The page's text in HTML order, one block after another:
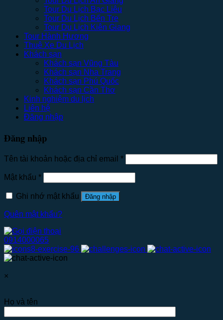
Tour Du Lịch Bạc Liêu
Tour Du Lịch Bến Tre
Tour Du Lịch Kiên Giang
Tour Hành Hương
Thuê Xe Du Lịch
Khách sạn
Khách sạn Vũng Tàu
Khách sạn Nha Trang
Khách sạn Phú Quốc
Khách sạn Cần Thơ
Kinh nghiệm du lịch
Liên hệ
Đăng nhập
Đăng nhập
Tên tài khoản hoặc địa chỉ email *
Mật khẩu *
Ghi nhớ mật khẩu Đăng nhập
Quên mật khẩu?
0914000065
×
Họ và tên